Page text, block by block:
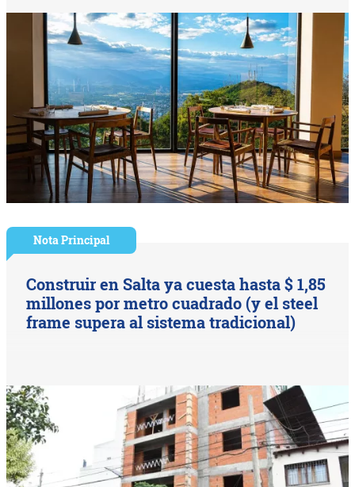
Nota Principal
Construir en Salta ya cuesta hasta $ 1,85
millones por metro cuadrado (y el steel
frame supera al sistema tradicional)